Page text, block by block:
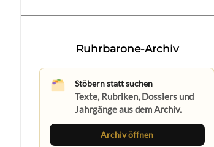
Ruhrbarone-Archiv
Stöbern statt suchen
Texte, Rubriken, Dossiers und
Jahrgänge aus dem Archiv.
Archiv öffnen